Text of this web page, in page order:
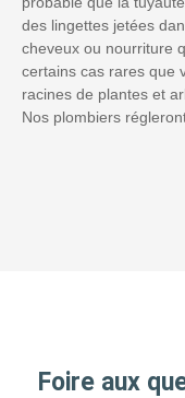
des lingettes jetées
cheveux ou nourriture
certains cas rares que
racines de plantes et
Nos plombiers
Foire aux